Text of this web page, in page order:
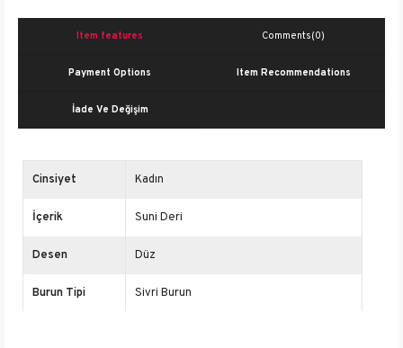
Item features Comments(0)
Payment Options Item Recommendations
İade Ve Değişim
Cinsiyet Kadın
İçerik Suni Deri
Desen Düz
Burun Tipi Sivri Burun